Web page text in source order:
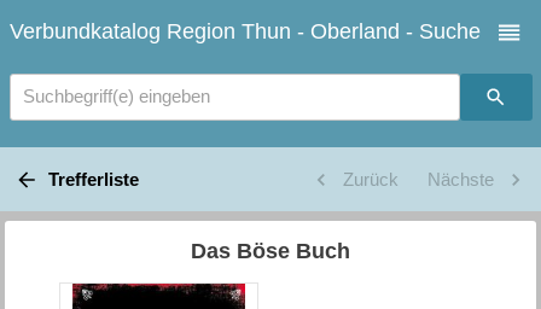
Verbundkatalog Region Thun - Oberland - Suche
Suchbegriff(e) eingeben
Trefferliste Zurück Nächste
Das Böse Buch